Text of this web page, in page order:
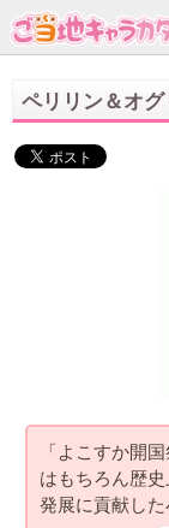
ペリリン＆オグ
「よこすか開
はもちろん歴
発展に貢献した